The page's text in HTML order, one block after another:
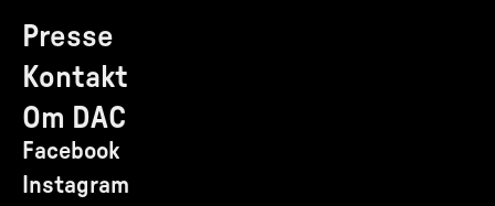
Presse
Kontakt
Om DAC
Facebook
Instagram